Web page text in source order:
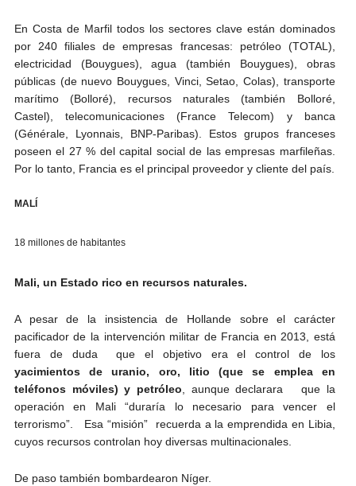
En Costa de Marfil todos los sectores clave están dominados
por 240 filiales de empresas francesas: petróleo (TOTAL),
electricidad (Bouygues), agua (también Bouygues), obras
públicas (de nuevo Bouygues, Vinci, Setao, Colas), transporte
marítimo (Bolloré), recursos naturales (también Bolloré,
Castel), telecomunicaciones (France Telecom) y banca
(Générale, Lyonnais, BNP-Paribas). Estos grupos franceses
poseen el 27 % del capital social de las empresas marfileñas.
Por lo tanto, Francia es el principal proveedor y cliente del país.
MALÍ
18 millones de habitantes
Mali, un Estado rico en recursos naturales.
A pesar de la insistencia de Hollande sobre el carácter
pacificador de la intervención militar de Francia en 2013, está
fuera de duda que el objetivo era el control de los
yacimientos de uranio, oro, litio (que se emplea en
teléfonos móviles) y petróleo, aunque declarara que la
operación en Mali “duraría lo necesario para vencer el
terrorismo”. Esa “misión” recuerda a la emprendida en Libia,
cuyos recursos controlan hoy diversas multinacionales.
De paso también bombardearon Níger.